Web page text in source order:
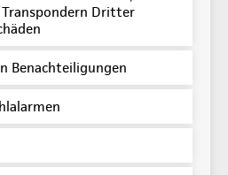
Dritter
Benachteiligungen